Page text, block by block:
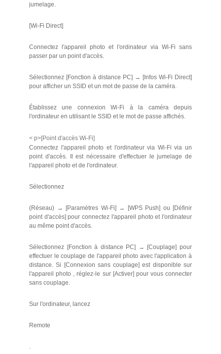
jumelage.
[Wi-Fi Direct]
Connectez l'appareil photo et l'ordinateur via Wi-Fi sans
passer par un point d'accès.
Sélectionnez [Fonction à distance PC] → [Infos Wi-Fi Direct]
pour afficher un SSID et un mot de passe de la caméra.
Établissez une connexion Wi-Fi à la caméra depuis
l'ordinateur en utilisant le SSID et le mot de passe affichés.
< p>[Point d'accès Wi-Fi]
Connectez l'appareil photo et l'ordinateur via Wi-Fi via un
point d'accès. Il est nécessaire d'effectuer le jumelage de
l'appareil photo et de l'ordinateur.
Sélectionnez
(Réseau) → [Paramètres Wi-Fi] → [WPS Push] ou [Définir
point d'accès] pour connectez l'appareil photo et l'ordinateur
au même point d'accès.
Sélectionnez [Fonction à distance PC] → [Couplage] pour
effectuer le couplage de l'appareil photo avec l'application à
distance. Si [Connexion sans couplage] est disponible sur
l'appareil photo , réglez-le sur [Activer] pour vous connecter
sans couplage.
Sur l'ordinateur, lancez
Remote
.